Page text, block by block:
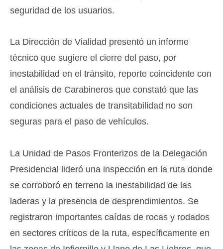
seguridad de los usuarios.
​La Dirección de Vialidad presentó un informe
técnico que sugiere el cierre del paso, por
inestabilidad en el tránsito, reporte coincidente con
el análisis de Carabineros que constató que las
condiciones actuales de transitabilidad no son
seguras para el paso de vehículos.
​La Unidad de Pasos Fronterizos de la Delegación
Presidencial lideró una inspección en la ruta donde
se corroboró en terreno la inestabilidad de las
laderas y la presencia de desprendimientos. Se
registraron importantes caídas de rocas y rodados
en sectores críticos de la ruta, específicamente en